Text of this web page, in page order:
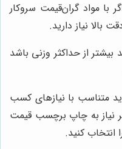
با مواد گران‌قیمت سروکار
بالا نیاز دارید.
بیشتر از حداکثر وزنی باشد
متناسب با نیازهای کسب
نیاز به چاپ برچسب قیمت
انتخاب کنید.